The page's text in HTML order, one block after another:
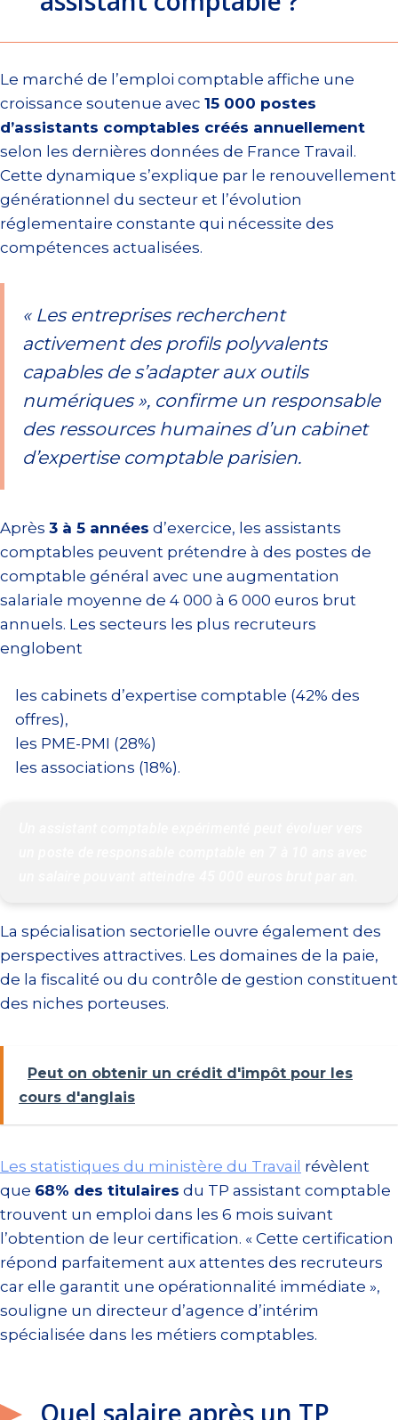
Le marché de l’emploi comptable affiche une
croissance soutenue avec 15 000 postes
d’assistants comptables créés annuellement
selon les dernières données de France Travail.
Cette dynamique s’explique par le renouvellement
générationnel du secteur et l’évolution
réglementaire constante qui nécessite des
compétences actualisées.
« Les entreprises recherchent
activement des profils polyvalents
capables de s’adapter aux outils
numériques », confirme un responsable
des ressources humaines d’un cabinet
d’expertise comptable parisien.
Après 3 à 5 années d’exercice, les assistants
comptables peuvent prétendre à des postes de
comptable général avec une augmentation
salariale moyenne de 4 000 à 6 000 euros brut
annuels. Les secteurs les plus recruteurs
englobent
les cabinets d’expertise comptable (42% des
offres),
les PME-PMI (28%)
les associations (18%).
La spécialisation sectorielle ouvre également des
perspectives attractives. Les domaines de la paie,
de la fiscalité ou du contrôle de gestion constituent
des niches porteuses.
Peut on obtenir un crédit d'impôt pour les
cours d'anglais
Les statistiques du ministère du Travail révèlent
que 68% des titulaires du TP assistant comptable
trouvent un emploi dans les 6 mois suivant
l’obtention de leur certification. « Cette certification
répond parfaitement aux attentes des recruteurs
car elle garantit une opérationnalité immédiate »,
souligne un directeur d’agence d’intérim
spécialisée dans les métiers comptables.